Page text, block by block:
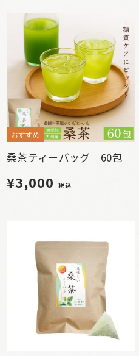
おすすめ
桑茶ティーバッグ 60包
¥3,000 税込